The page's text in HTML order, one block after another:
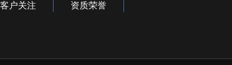
客户关注 资质荣誉